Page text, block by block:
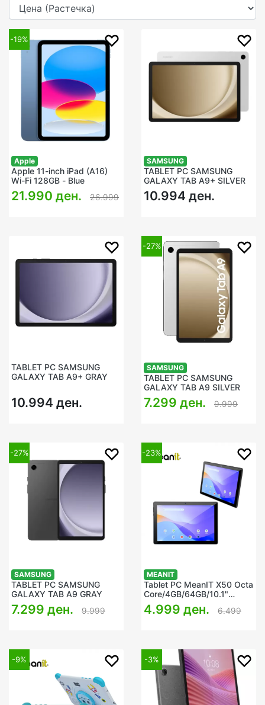
-19%
Apple
Apple 11-inch iPad (A16)
Wi-Fi 128GB - Blue
21.990 ден. 26.999
SAMSUNG
TABLET PC SAMSUNG
GALAXY TAB A9+ SILVER
10.994 ден.
TABLET PC SAMSUNG
GALAXY TAB A9+ GRAY
10.994 ден.
-27%
SAMSUNG
TABLET PC SAMSUNG
GALAXY TAB A9 SILVER
7.299 ден. 9.999
-27%
SAMSUNG
TABLET PC SAMSUNG
GALAXY TAB A9 GRAY
7.299 ден. 9.999
-23%
MEANIT
Tablet PC MeanIT X50 Octa
Core/4GB/64GB/10.1"
1280x800
IPS/WiFi/BT/2xCam/Black/A14
4.999 ден. 6.499
-9% -3%